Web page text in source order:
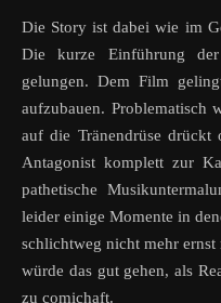
Die Story ist dabei wie im
Die kurze Einführung
gelungen. Dem Film
aufzubauen. Problematisch
auf die Tränendrüse drückt
Antagonist komplett zur
pathetische
leider einige Momente in
schlichtweg nicht mehr
würde das gut gehen, als
zu comichaft.